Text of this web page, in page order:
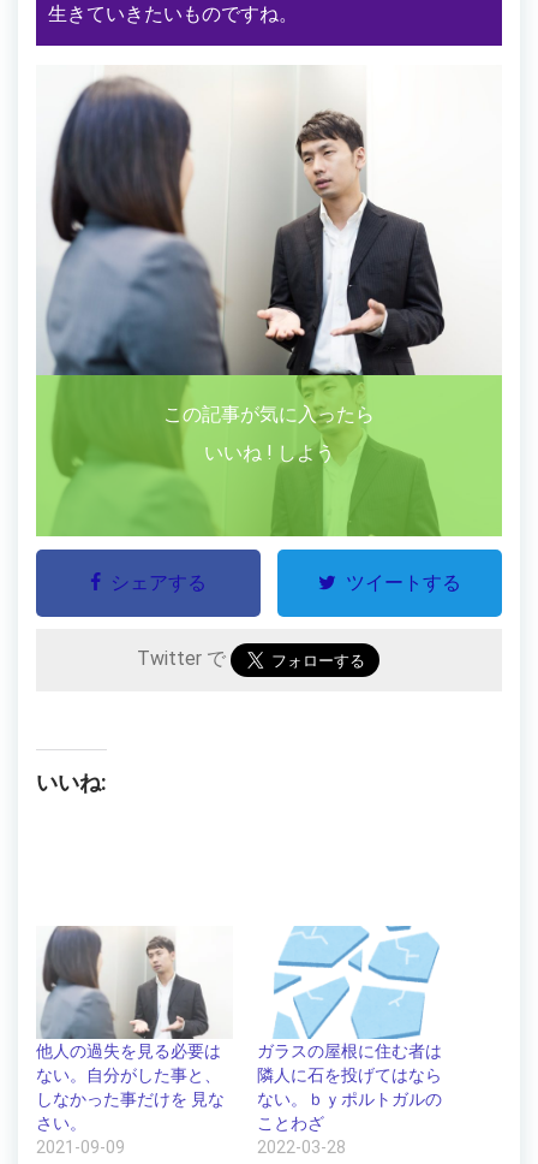
生きていきたいものですね。
この記事が気に入ったら
いいね ! しよう
シェアする ツイートする
Twitter で
いいね:
他人の過失を見る必要は
ない。自分がした事と、
しなかった事だけを 見な
さい。
2021-09-09
ガラスの屋根に住む者は
隣人に石を投げてはなら
ない。ｂｙポルトガルの
ことわざ
2022-03-28